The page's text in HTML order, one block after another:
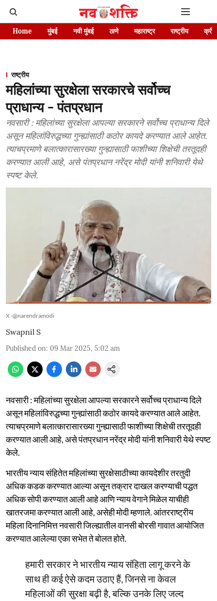
Home मुंबई नवी मुंबई ठाणे महाराष्ट्र राष्ट्रीय
राष्ट्रीय
महिलांच्या सुरक्षेला सरकारचे सर्वोच्च
प्राधान्य - पंतप्रधान
नवसारी : महिलांच्या सुरक्षेला आपल्या सरकारने सर्वोच्च प्राधान्य दिले
असून महिलांविरुद्धच्या गुन्ह्यांसाठी कठोर कायदे करण्यात आले आहेत.
त्याचप्रमाणे बलात्कारासारख्या गुन्ह्यासाठी फाशीच्या शिक्षेची तरतूदही
करण्यात आली आहे, असे पंतप्रधान नरेंद्र मोदी यांनी शनिवारी येथे
स्पष्ट केले.
X -@narendramodi
Swapnil S
Published on: 09 Mar 2025, 5:02 am
नवसारी : महिलांच्या सुरक्षेला आपल्या सरकारने सर्वोच्च प्राधान्य दिले
असून महिलांविरुद्धच्या गुन्ह्यांसाठी कठोर कायदे करण्यात आले आहेत.
त्याचप्रमाणे बलात्कारासारख्या गुन्ह्यासाठी फाशीच्या शिक्षेची तरतूदही
करण्यात आली आहे, असे पंतप्रधान नरेंद्र मोदी यांनी शनिवारी येथे स्पष्ट
केले.
भारतीय न्याय संहितेत महिलांच्या सुरक्षेसाठीच्या कायदेशीर तरतुदी
अधिक कडक करण्यात आल्या असून तक्रार दाखल करण्याची पद्धत
अधिक सोपी करण्यात आली आहे आणि न्याय वेगाने मिळेल याचीही
खातरजमा करण्यात आली आहे, असेही मोदी म्हणाले. आंतरराष्ट्रीय
महिला दिनानिमित्त नवसारी जिल्ह्यातील वानसी बोरसी गावात आयोजित
करण्यात आलेल्या एका सभेत ते बोलत होते.
हमारी सरकार ने भारतीय न्याय संहिता लागू करने के
साथ ही कई ऐसे कदम उठाए हैं, जिनसे ना केवल
महिलाओं की सुरक्षा बढ़ी है, बल्कि उनके लिए जल्द